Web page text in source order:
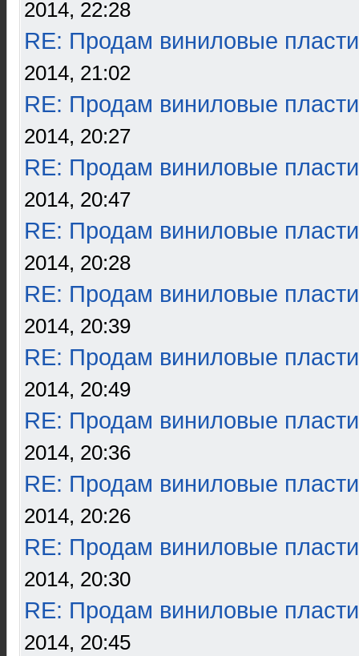
2014, 22:28
RE: Продам виниловые
2014, 21:02
RE: Продам виниловые
2014, 20:27
RE: Продам виниловые
2014, 20:47
RE: Продам виниловые
2014, 20:28
RE: Продам виниловые
2014, 20:39
RE: Продам виниловые
2014, 20:49
RE: Продам виниловые
2014, 20:36
RE: Продам виниловые
2014, 20:26
RE: Продам виниловые
2014, 20:30
RE: Продам виниловые
2014, 20:45